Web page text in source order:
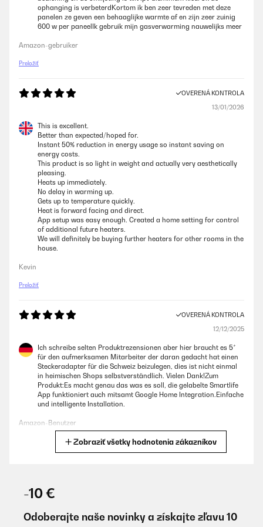
ophanging is verbeterdKortom ik ben zeer tevreden met deze
panelen ze geven een behaaglijke warmte af en zijn zeer zuinig
600 w per paneelIk gebruik mijn gasverwarming nauwelijks meer
Amazon-gebruiker
Preložiť
OVERENÁ KONTROLA
13/01/2026
This is excellent.
Better than expected/hoped for.
Instant 50% reduction in energy usage so instant saving on
energy costs.
This product is so light in weight and actually very aesthetically
pleasing.
Heats up immediately.
No delay in warming up.
Gets up to temperature quickly.
Heat is forward facing and direct.
App setup was easy enough. Created a home setting for control
of additional future heaters.
We will definitely be buying further heaters for other rooms in the
house.
Kevin
Preložiť
OVERENÁ KONTROLA
12/12/2025
Ich schreibe selten Produktrezensionen aber hier braucht es 5*
für den aufmerksamen Mitarbeiter der daran gedacht hat einen
Steckeradapter für die Schweiz beizulegen, dies ist nicht einmal
in heimischen Shops selbstverständlich. Vielen Dank!Zum
Produkt:Es macht genau das was es soll, die gelabelte Smartlife
App funktioniert auch mitsamt Google Home Integration.Einfache
und intelligente Installation.
Amazon-Benutzer
Zobraziť všetky hodnotenia zákazníkov
-10 €
Odoberajte naše novinky a získajte zľavu 10